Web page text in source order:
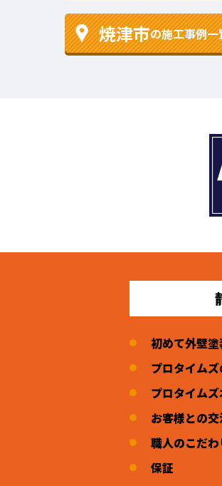
焼津市の施工事例一
初めて外壁
プロタイム
プロタイム
お客様との
職人のこだわ
保証